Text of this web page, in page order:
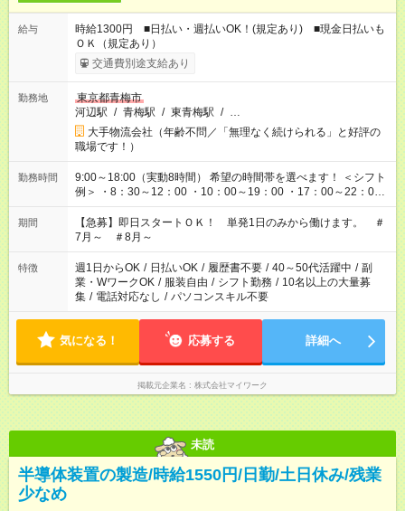
給与
時給1300円 ■日払い・週払いOK！(規定あり) ■現金日払いも
ＯＫ（規定あり）
交通費別途支給あり
勤務地
東京都青梅市
河辺駅 / 青梅駅 / 東青梅駅 / …
大手物流会社（年齢不問／「無理なく続けられる」と好評の
職場です！）
勤務時間
9:00～18:00（実動8時間） 希望の時間帯を選べます！ ＜シフト
例＞ ・8：30～12：00 ・10：00～19：00 ・17：00～22：00
・13：00～22：00 ・22：00～翌6：00 など
期間
【急募】即日スタートＯＫ！ 単発1日のみから働けます。 ＃
7月～ ＃8月～
特徴 週1日からOK / 日払いOK / 履歴書不要 / 40～50代活躍中 / 副
業・WワークOK / 服装自由 / シフト勤務 / 10名以上の大量募
集 / 電話対応なし / パソコンスキル不要
気になる！ 応募する 詳細へ
掲載元企業名 株式会社マイワーク
未読
半導体装置の製造/時給1550円/日勤/土日休み/残業
少なめ